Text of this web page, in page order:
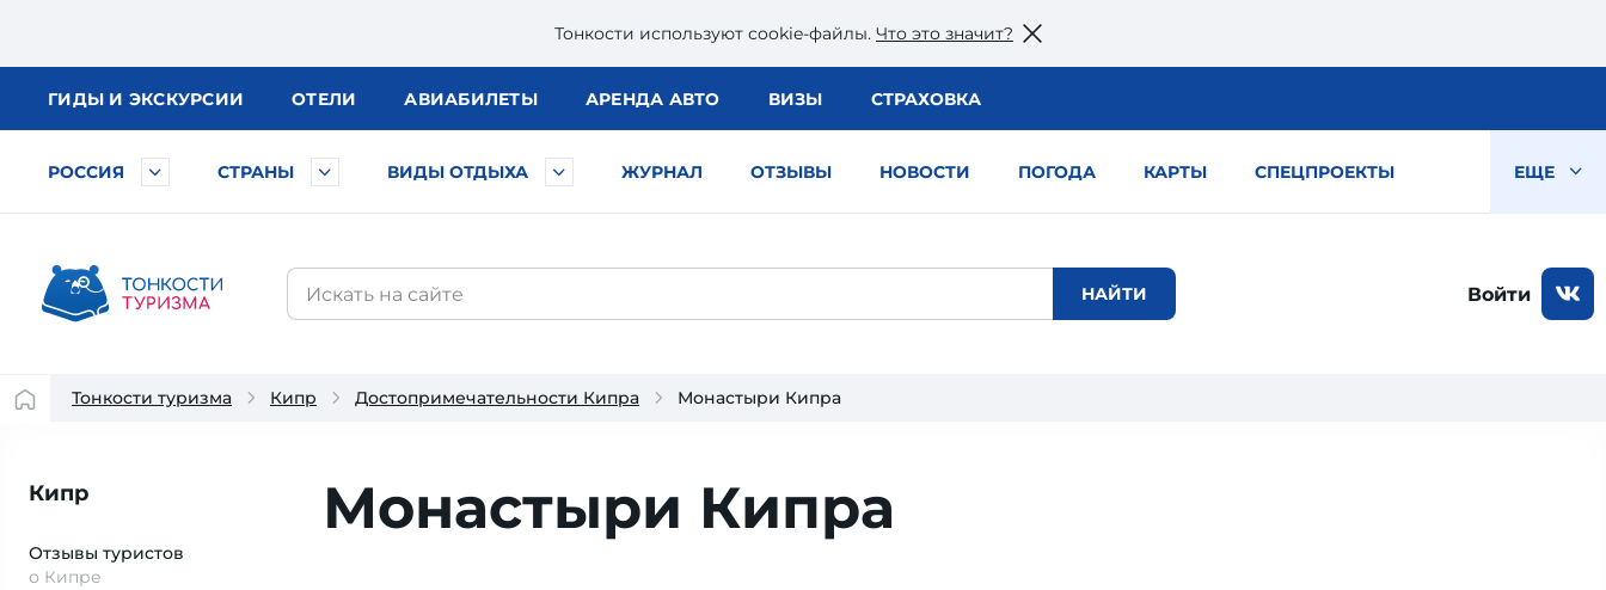
Тонкости используют сookie-файлы. Что это значит?
ГИДЫ И ЭКСКУРСИИ ОТЕЛИ АВИАБИЛЕТЫ АРЕНДА АВТО ВИЗЫ СТРАХОВКА
РОССИЯ СТРАНЫ ВИДЫ ОТДЫХА ЖУРНАЛ ОТЗЫВЫ НОВОСТИ ПОГОДА КАРТЫ СПЕЦПРОЕКТЫ ЕЩЕ
Войти
Тонкости туризма Кипр Достопримечательности Кипра Монастыри Кипра
Кипр
Отзывы туристов
о Кипре
Монастыри Кипра